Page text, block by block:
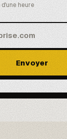
d'une heure
Envoyer